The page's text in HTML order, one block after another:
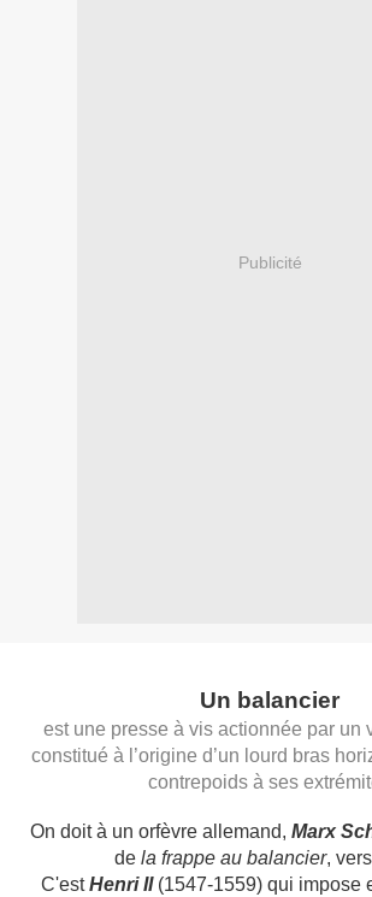
Publicité
Un balancier
est une presse à vis actionnée par un
constitué à l’origine d’un lourd bras
contrepoids à ses
On doit à un orfèvre allemand, Marx
de la frappe au balancier,
C'estHenri II(1547-1559) qui impose